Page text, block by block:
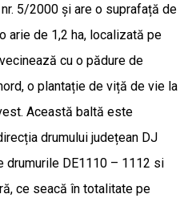
5/2000 și are o suprafață de
arie de 1,2 ha, localizată pe
cu o pădure de
o plantație de viță de vie la
Această baltă este
drumului județean DJ
drumurile DE1110 – 1112 si
ce seacă în totalitate pe